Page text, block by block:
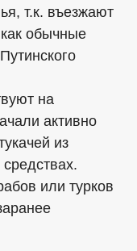
т.к. въезжают
обычные
на
активно
из
или турков